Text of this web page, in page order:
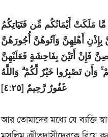
مَلَكَتْ أَيْمَانُكُم مِّن فَتَيَاتِكُمُ
بِإِذْنِ أَهْلِهِنَّ وَآتُوهُنَّ أُجُورَهُنَّ
فَإِنْ أَتَيْنَ بِفَاحِشَةٍ فَعَلَيْهِنَّ
تَصْبِرُوا خَيْرٌ لَّكُمْ ۗ وَاللَّهُ
غَفُورٌ رَّحِيمٌ [٤:٢٥]
আর তোমাদের মধ্যে যে ব্যক্তি